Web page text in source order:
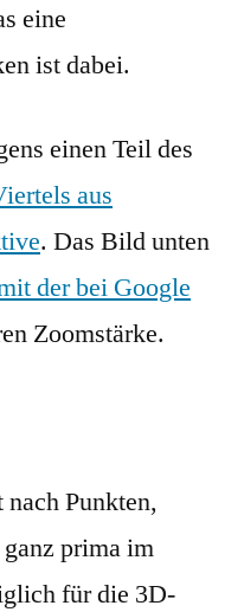
eine
ist dabei.
einen Teil des
aus
. Das Bild unten
der bei Google
Zoomstärke.
Punkten,
prima im
für die 3D-